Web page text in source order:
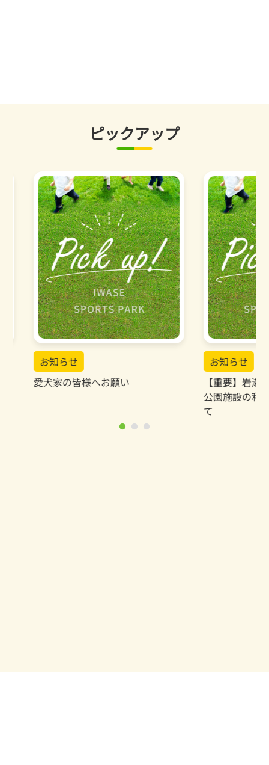
ピックアップ
お知らせ
【重要】岩瀬スポーツ公園 有料
お知ら
【重要
と安全